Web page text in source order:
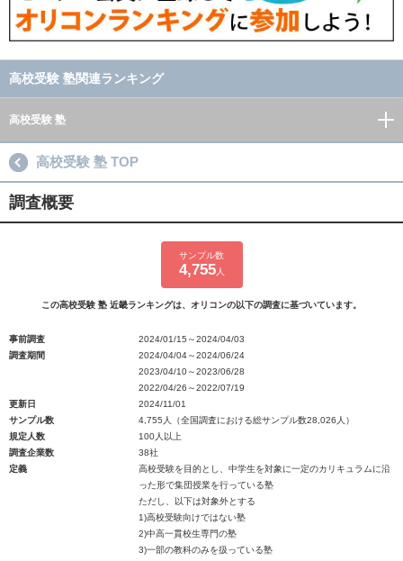
高校受験 塾関連ランキング
高校受験 塾
高校受験 塾 TOP
調査概要
サンプル数
4,755人
この高校受験 塾 近畿ランキングは、オリコンの以下の調査に基づいています。
事前調査
2024/01/15～2024/04/03
調査期間
2024/04/04～2024/06/24
2023/04/10～2023/06/28
2022/04/26～2022/07/19
更新日
2024/11/01
サンプル数
4,755人（全国調査における総サンプル数28,026人）
規定人数
100人以上
調査企業数
38社
定義
高校受験を目的とし、中学生を対象に一定のカリキュラムに沿
った形で集団授業を行っている塾
ただし、以下は対象外とする
1)高校受験向けではない塾
2)中高一貫校生専門の塾
3)一部の教科のみを扱っている塾